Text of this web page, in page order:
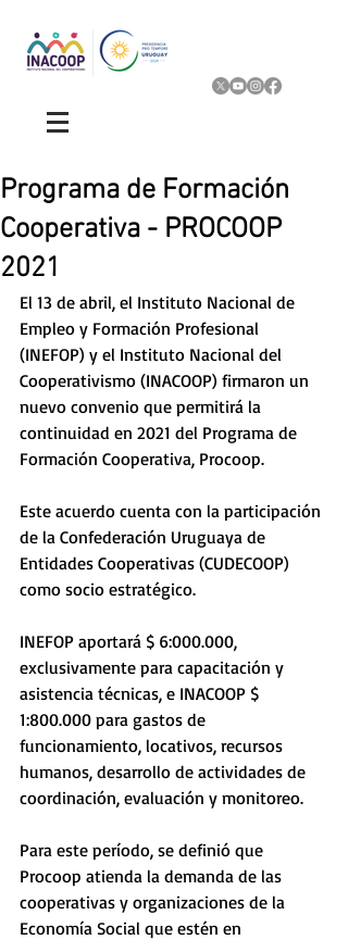
Programa de Formación
Cooperativa - PROCOOP
2021
El 13 de abril, el Instituto Nacional de
Empleo y Formación Profesional
(INEFOP) y el Instituto Nacional del
Cooperativismo (INACOOP) firmaron un
nuevo convenio que permitirá la
continuidad en 2021 del Programa de
Formación Cooperativa, Procoop.
Este acuerdo cuenta con la participación
de la Confederación Uruguaya de
Entidades Cooperativas (CUDECOOP)
como socio estratégico.
INEFOP aportará $ 6:000.000,
exclusivamente para capacitación y
asistencia técnicas, e INACOOP $
1:800.000 para gastos de
funcionamiento, locativos, recursos
humanos, desarrollo de actividades de
coordinación, evaluación y monitoreo.
Para este período, se definió que
Procoop atienda la demanda de las
cooperativas y organizaciones de la
Economía Social que estén en